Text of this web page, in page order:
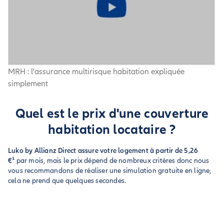
MRH : l'assurance multirisque habitation expliquée
simplement
Quel est le prix d'une couverture
habitation locataire ?
Luko by Allianz Direct assure votre logement à partir de 5,26
€¹ par mois, mais le prix dépend de nombreux critères donc nous
vous recommandons de réaliser une simulation gratuite en ligne,
cela ne prend que quelques secondes.